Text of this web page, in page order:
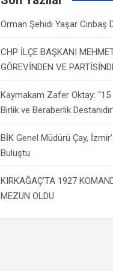
Orman Şehidi Yaşar Cinbaş
CHP İLÇE BAŞKANI
GÖREVİNDEN VE
Kaymakam Zafer Oktay:
Birlik ve Beraberlik
BİK Genel Müdürü Çay,
Buluştu
KIRKAĞAÇ’TA 1927
MEZUN OLDU